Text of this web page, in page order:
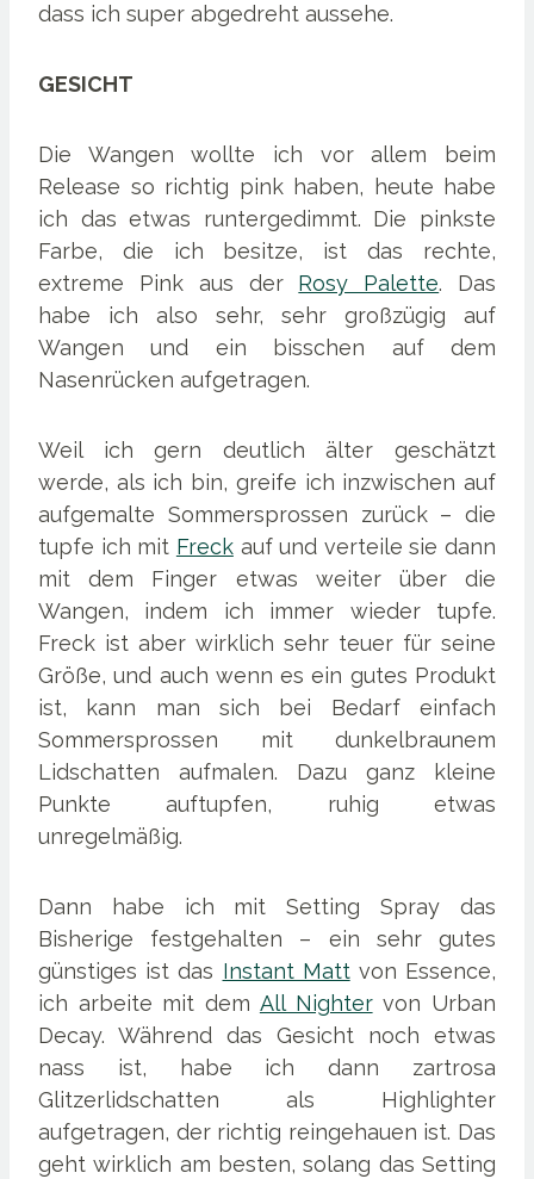
dass ich super abgedreht aussehe.
GESICHT
Die Wangen wollte ich vor allem beim
Release so richtig pink haben, heute habe
ich das etwas runtergedimmt. Die pinkste
Farbe, die ich besitze, ist das rechte,
extreme Pink aus der Rosy Palette. Das
habe ich also sehr, sehr großzügig auf
Wangen und ein bisschen auf dem
Nasenrücken aufgetragen.
Weil ich gern deutlich älter geschätzt
werde, als ich bin, greife ich inzwischen auf
aufgemalte Sommersprossen zurück – die
tupfe ich mit Freckauf und verteile sie dann
mit dem Finger etwas weiter über die
Wangen, indem ich immer wieder tupfe.
Freck ist aber wirklich sehr teuer für seine
Größe, und auch wenn es ein gutes Produkt
ist, kann man sich bei Bedarf einfach
Sommersprossen mit dunkelbraunem
Lidschatten aufmalen. Dazu ganz kleine
Punkte auftupfen, ruhig etwas
unregelmäßig.
Dann habe ich mit Setting Spray das
Bisherige festgehalten – ein sehr gutes
günstiges ist das Instant Mattvon Essence,
ich arbeite mit dem All Nightervon Urban
Decay. Während das Gesicht noch etwas
nass ist, habe ich dann zartrosa
Glitzerlidschatten als Highlighter
aufgetragen, der richtig reingehauen ist. Das
geht wirklich am besten, solang das Setting